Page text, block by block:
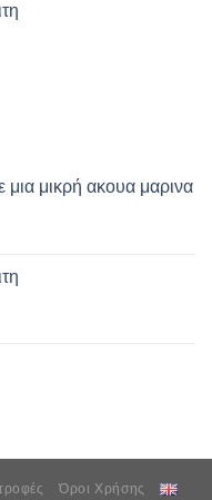
μια μικρή ακουα μαρινα
Όροι Χρήσης